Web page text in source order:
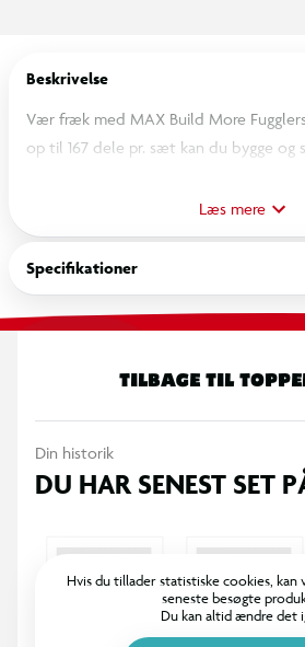
Beskrivelse
Vær fræk med MAX Build More
op til 167 dele pr. sæt kan du bygge og
Squidge. Usædvanlige, uforglemmelige
Disse sæt er perfekte til byggere og
opefter og kombinerer usædvanlige
tilfredsstillende byggeoplevelse.
Læs mere
Specifikationer
TILBAGE TIL
Din historik
DU HAR SENEST SET
Hvis du tillader statistiske cookies, kan
seneste besøgte
Du kan altid ændre det